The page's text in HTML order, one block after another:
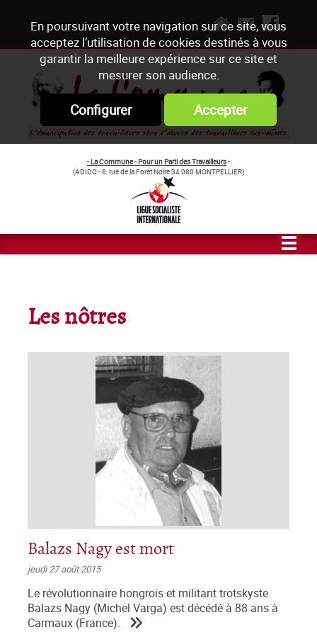
En poursuivant votre navigation sur ce site, vous
acceptez l’utilisation de cookies destinés à vous
garantir la meilleure expérience sur ce site et
mesurer son audience.
Configurer Accepter
- La Commune - Pour un Parti des Travailleurs-
(ADIDO - 8, rue de la Forêt Noire 34 080 MONTPELLIER)
Les nôtres
Balazs Nagy est mort
jeudi 27 août 2015
Le révolutionnaire hongrois et militant trotskyste
Balazs Nagy (Michel Varga) est décédé à 88 ans à
Carmaux (France).